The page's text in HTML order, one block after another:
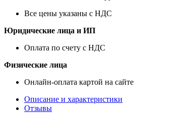
Все цены указаны с НДС
Юридические лица и ИП
Оплата по счету с НДС
Физические лица
Онлайн-оплата картой на сайте
Описание и характеристики
Отзывы